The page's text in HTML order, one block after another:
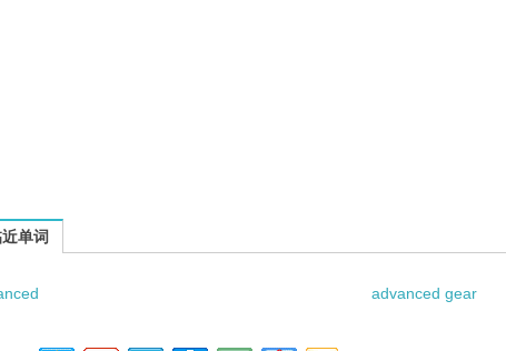
algebras的相关资料：
单词
advanced gear